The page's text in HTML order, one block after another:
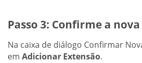
Passo 3: Confirme a
Na caixa de diálogo Confirmar
em Adicionar Extensão.